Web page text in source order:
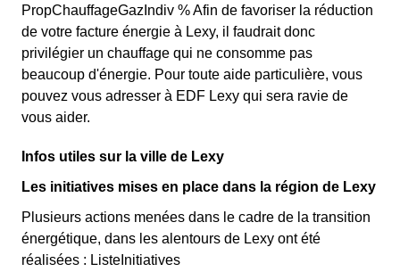
PropChauffageGazIndiv % Afin de favoriser la réduction
de votre facture énergie à Lexy, il faudrait donc
privilégier un chauffage qui ne consomme pas
beaucoup d'énergie. Pour toute aide particulière, vous
pouvez vous adresser à EDF Lexy qui sera ravie de
vous aider.
Infos utiles sur la ville de Lexy
Les initiatives mises en place dans la région de Lexy
Plusieurs actions menées dans le cadre de la transition
énergétique, dans les alentours de Lexy ont été
réalisées : ListeInitiatives